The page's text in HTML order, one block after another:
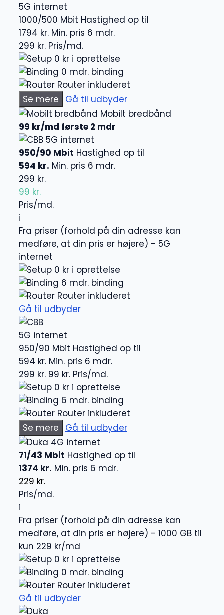
5G internet
1000/500 Mbit Hastighed op til
1794 kr. Min. pris 6 mdr.
299 kr. Pris/md.
0 kr i oprettelse
0 mdr. binding
Router inkluderet
Se mere
Gå til udbyder
Mobilt bredbånd
99 kr/md første 2 mdr
5G internet
950/90 Mbit Hastighed op til
594 kr. Min. pris 6 mdr.
299 kr.
99 kr.
Pris/md.
i
Fra priser (forhold på din adresse kan
medføre, at din pris er højere) - 5G
internet
0 kr i oprettelse
6 mdr. binding
Router inkluderet
Gå til udbyder
5G internet
950/90 Mbit Hastighed op til
594 kr. Min. pris 6 mdr.
299 kr. 99 kr. Pris/md.
0 kr i oprettelse
6 mdr. binding
Router inkluderet
Se mere
Gå til udbyder
4G internet
71/43 Mbit Hastighed op til
1374 kr. Min. pris 6 mdr.
229 kr.
Pris/md.
i
Fra priser (forhold på din adresse kan
medføre, at din pris er højere) - 1000 GB til
kun 229 kr/md
0 kr i oprettelse
0 mdr. binding
Router inkluderet
Gå til udbyder